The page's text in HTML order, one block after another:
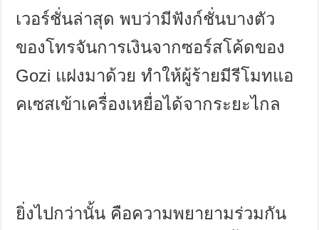
เวอร์ชั่นล่าสุด พบว่ามีฟังก์ชั่นบางตัว
ของโทรจันการเงินจากซอร์สโค้ดของ
Gozi แฝงมาด้วย ทำให้ผู้ร้ายมีรีโมทแอ
คเซสเข้าเครื่องเหยื่อได้จากระยะไกล
ยิ่งไปกว่านั้น คือความพยายามร่วมกัน